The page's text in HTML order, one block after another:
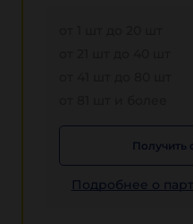
Получить
Подробнее о